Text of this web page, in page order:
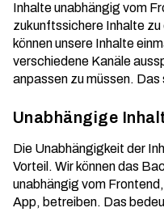
Inhalte unabhängig vom
zukunftssichere Inhalte zu
können unsere Inhalte
verschiedene Kanäle
anpassen zu müssen.
Unabhängige
Die Unabhängigkeit der
Vorteil. Wir können das
unabhängig vom
App, betreiben. Das